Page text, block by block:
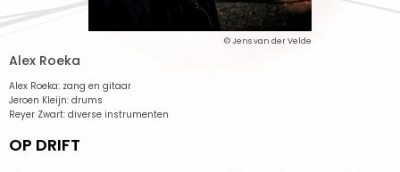
© Jens van der Velde
Alex Roeka
Alex Roeka: zang en gitaar
Jeroen Kleijn: drums
Reyer Zwart: diverse instrumenten
OP DRIFT